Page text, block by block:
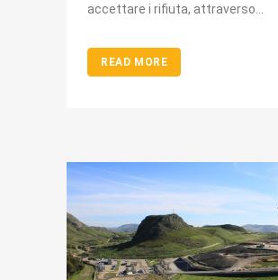
accettare i rifiuta, attraverso...
READ MORE